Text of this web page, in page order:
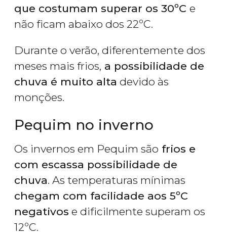
que costumam superar os 30ºC e
não ficam abaixo dos 22ºC.
Durante o verão, diferentemente dos
meses mais frios, a possibilidade de
chuva é muito alta devido às
monções.
Pequim no inverno
Os invernos em Pequim são frios e
com escassa possibilidade de
chuva. As temperaturas mínimas
chegam com facilidade aos 5ºC
negativos e dificilmente superam os
12ºC.